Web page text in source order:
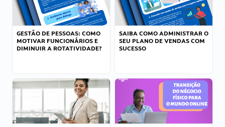
GESTÃO DE PESSOAS: COMO
MOTIVAR FUNCIONÁRIOS E
DIMINUIR A ROTATIVIDADE?
SAIBA COMO ADMINISTRAR O
SEU PLANO DE VENDAS COM
SUCESSO